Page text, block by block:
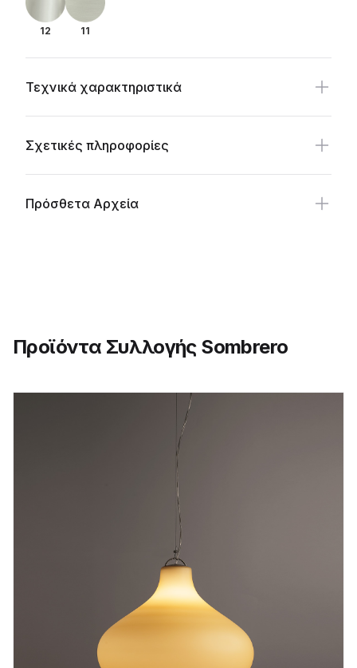
12 11
Τεχνικά χαρακτηριστικά
Σχετικές πληροφορίες
Πρόσθετα Αρχεία
Προϊόντα Συλλογής Sombrero